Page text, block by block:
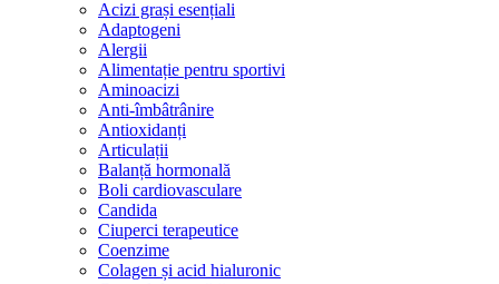
Acizi grași esențiali
Adaptogeni
Alergii
Alimentație pentru sportivi
Aminoacizi
Anti-îmbâtrânire
Antioxidanți
Articulații
Balanță hormonală
Boli cardiovasculare
Candida
Ciuperci terapeutice
Coenzime
Colagen și acid hialuronic